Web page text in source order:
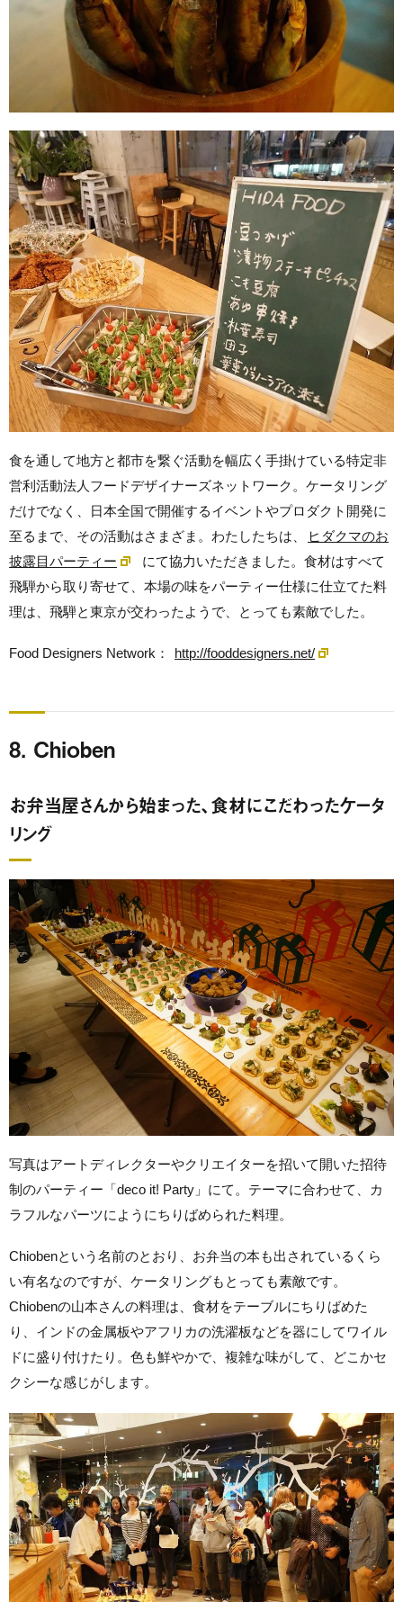
食を通して地方と都市を繋ぐ活動を幅広く手掛けている特定非
営利活動法人フードデザイナーズネットワーク。ケータリング
だけでなく、日本全国で開催するイベントやプロダクト開発に
至るまで、その活動はさまざま。わたしたちは、
ヒダクマのお
披露目パーティー
にて協力いただきました。食材はすべて
飛騨から取り寄せて、本場の味をパーティー仕様に仕立てた料
理は、飛騨と東京が交わったようで、とっても素敵でした。
Food Designers Network： http://fooddesigners.net/
8. Chioben
お弁当屋さんから始まった、食材にこだわったケータ
リング
写真はアートディレクターやクリエイターを招いて開いた招待
制のパーティー「deco it! Party」にて。テーマに合わせて、カ
ラフルなパーツにようにちりばめられた料理。
Chiobenという名前のとおり、お弁当の本も出されているくら
い有名なのですが、ケータリングもとっても素敵です。
Chiobenの山本さんの料理は、食材をテーブルにちりばめた
り、インドの金属板やアフリカの洗濯板などを器にしてワイル
ドに盛り付けたり。色も鮮やかで、複雑な味がして、どこかセ
クシーな感じがします。